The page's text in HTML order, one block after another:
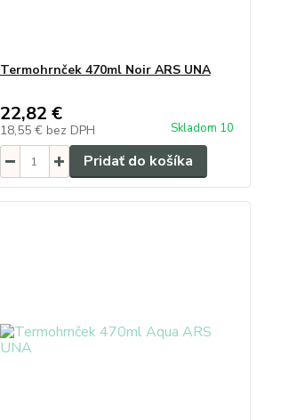
Termohrnček 470ml Noir ARS UNA
22,82 €
18,55 € bez DPH Skladom 10
Pridať do košíka